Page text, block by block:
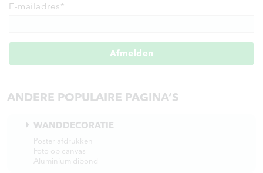
E-mailadres*
Afmelden
ANDERE POPULAIRE PAGINA’S
WANDDECORATIE
Poster afdrukken
Foto op canvas
Aluminium dibond